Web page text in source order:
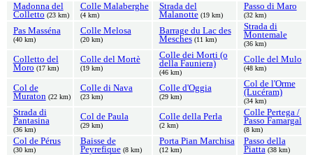
Madonna del
Colletto (23 km)
Colle Malaberghe
(4 km)
Strada del
Malanotte (19 km)
Passo di Maro
(32 km)
Pas Masséna
(40 km)
Colle Melosa
(20 km)
Barrage du Lac des
Mesches (11 km)
Strada di
Montemale
(36 km)
Colletto del
Moro (17 km)
Colle del Mortè
(19 km)
Colle dei Morti (o
della Fauniera)
(46 km)
Colle del Mulo
(48 km)
Col de
Muraton (22 km)
Colle di Nava
(23 km)
Colle d'Oggia
(29 km)
Col de l'Orme
(Lucéram)
(34 km)
Strada di
Pantasina
(36 km)
Col de Paula
(29 km)
Colle della Perla
(2 km)
Colle Pertega /
Passo Famargal
(8 km)
Col de Pérus
(30 km)
Baisse de
Peyrefique (8 km)
Porta Pian Marchisa
(12 km)
Passo della
Piatta (38 km)